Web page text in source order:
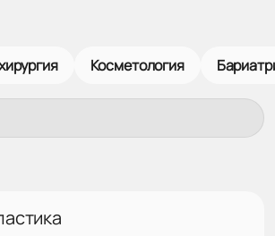
Косметология